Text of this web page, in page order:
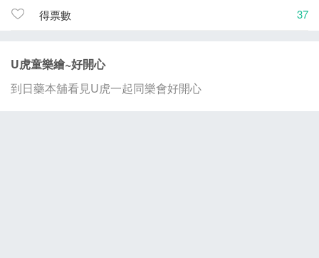
得票數 37
U虎童樂繪~好開心
到日藥本舖看見U虎一起同樂會好開心